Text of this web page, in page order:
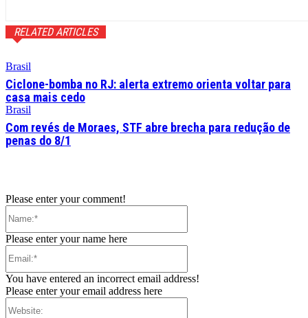
RELATED ARTICLES
Brasil
Ciclone-bomba no RJ: alerta extremo orienta voltar para
casa mais cedo
Brasil
Com revés de Moraes, STF abre brecha para redução de
penas do 8/1
Please enter your comment!
Please enter your name here
You have entered an incorrect email address!
Please enter your email address here